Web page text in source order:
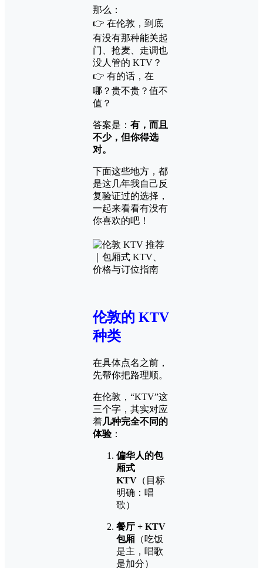
那么：
👉 在伦敦，到底
有没有那种能关起
门、抢麦、走调也
没人管的 KTV？
👉 有的话，在
哪？贵不贵？值不
值？
答案是： 有，而且
不少，但你得选
对。
下面这些地方，都
是这几年我自己反
复验证过的选择，
一起来看看有没有
你喜欢的吧！
伦敦的 KTV
种类
在具体点名之前，
先帮你把路理顺。
在伦敦，“KTV”这
三个字，其实对应
着几种完全不同的
体验：
偏华人的包
厢式
KTV （目标
明确：唱
歌）
餐厅 + KTV
包厢 （吃饭
是主，唱歌
是加分）